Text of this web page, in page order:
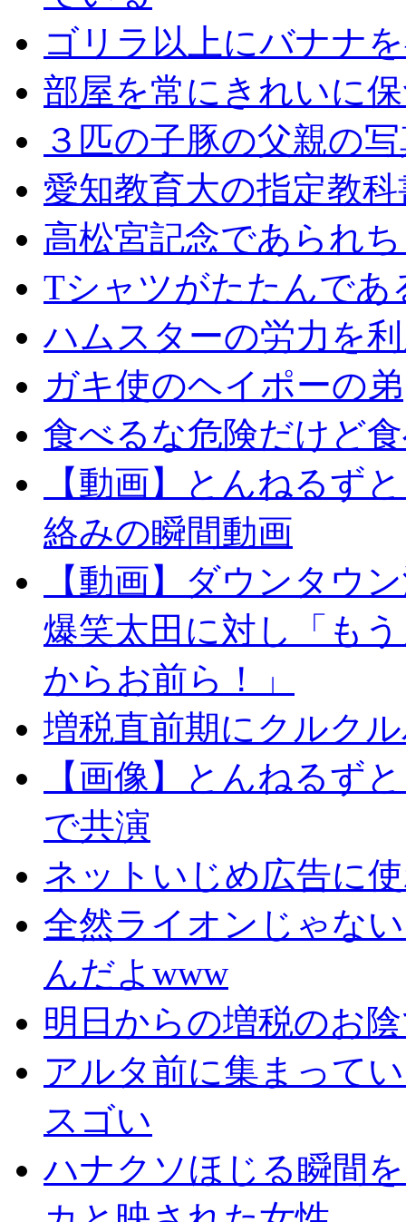
ゴリラ以上にバナナ
部屋を常にきれいに
３匹の子豚の父親の
愛知教育大の指定教
高松宮記念であられ
Tシャツがたたんであ
ハムスターの労力を
ガキ使のヘイポーの弟
食べるな危険だけど
【動画】とんねるず
絡みの瞬間動画
【動画】ダウンタウ
爆笑太田に対し「も
からお前ら！」
増税直前期にクルク
【画像】とんねるず
で共演
ネットいじめ広告に
全然ライオンじゃな
んだよwww
明日からの増税のお
アルタ前に集まって
スゴい
ハナクソほじる瞬間